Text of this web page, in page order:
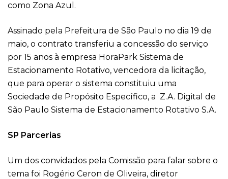
como Zona Azul.
Assinado pela Prefeitura de São Paulo no dia 19 de
maio, o contrato transferiu a concessão do serviço
por 15 anos à empresa HoraPark Sistema de
Estacionamento Rotativo, vencedora da licitação,
que para operar o sistema constituiu uma
Sociedade de Propósito Específico, a Z.A. Digital de
São Paulo Sistema de Estacionamento Rotativo S.A.
SP Parcerias
Um dos convidados pela Comissão para falar sobre o
tema foi Rogério Ceron de Oliveira, diretor